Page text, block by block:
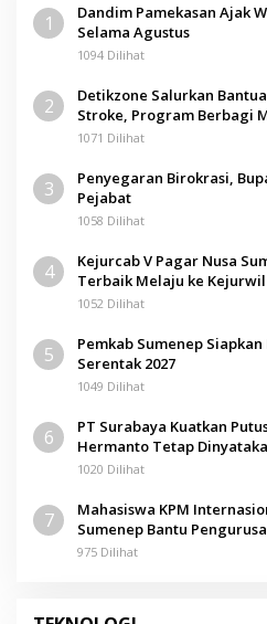
1
Dandim Pamekasan Ajak
Selama Agustus
1094 Dilihat
2
Detikzone Salurkan
Stroke, Program Berbagi
1071 Dilihat
3
Penyegaran Birokrasi,
Pejabat
1058 Dilihat
4
Kejurcab V Pagar Nusa
Terbaik Melaju ke
1052 Dilihat
5
Pemkab Sumenep
Serentak 2027
1049 Dilihat
6
PT Surabaya Kuatkan
Hermanto Tetap
Pamolokan
1020 Dilihat
7
Mahasiswa KPM
Sumenep Bantu
975 Dilihat